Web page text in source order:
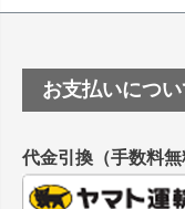
塩ビのロール紙
つや消し半透明ラ
縦420mm×横
お支払いについ
代金引換（手数料無